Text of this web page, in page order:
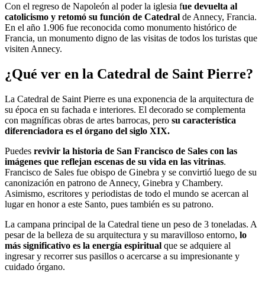
Con el regreso de Napoleón al poder la iglesia fue devuelta al
catolicismo y retomó su función de Catedral de Annecy, Francia.
En el año 1.906 fue reconocida como monumento histórico de
Francia, un monumento digno de las visitas de todos los turistas que
visiten Annecy.
¿Qué ver en la Catedral de Saint Pierre?
La Catedral de Saint Pierre es una exponencia de la arquitectura de
su época en su fachada e interiores. El decorado se complementa
con magníficas obras de artes barrocas, pero su característica
diferenciadora es el órgano del siglo XIX.
Puedes revivir la historia de San Francisco de Sales con las
imágenes que reflejan escenas de su vida en las vitrinas.
Francisco de Sales fue obispo de Ginebra y se convirtió luego de su
canonización en patrono de Annecy, Ginebra y Chambery.
Asimismo, escritores y periodistas de todo el mundo se acercan al
lugar en honor a este Santo, pues también es su patrono.
La campana principal de la Catedral tiene un peso de 3 toneladas. A
pesar de la belleza de su arquitectura y su maravilloso entorno, lo
más significativo es la energía espiritual que se adquiere al
ingresar y recorrer sus pasillos o acercarse a su impresionante y
cuidado órgano.